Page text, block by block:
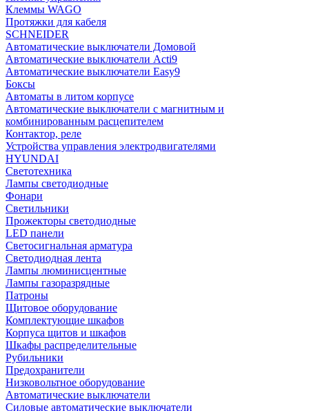
Клеммы WAGO
Протяжки для кабеля
SCHNEIDER
Автоматические выключатели Домовой
Автоматические выключатели Acti9
Автоматические выключатели Easy9
Боксы
Автоматы в литом корпусе
Автоматические выключатели с магнитным и
комбинированным расцепителем
Контактор, реле
Устройства управления электродвигателями
HYUNDAI
Светотехника
Лампы светодиодные
Фонари
Светильники
Прожекторы светодиодные
LED панели
Светосигнальная арматура
Светодиодная лента
Лампы люминисцентные
Лампы газоразрядные
Патроны
Щитовое оборудование
Комплектующие шкафов
Корпуса щитов и шкафов
Шкафы распределительные
Рубильники
Предохранители
Низковольтное оборудование
Автоматические выключатели
Силовые автоматические выключатели